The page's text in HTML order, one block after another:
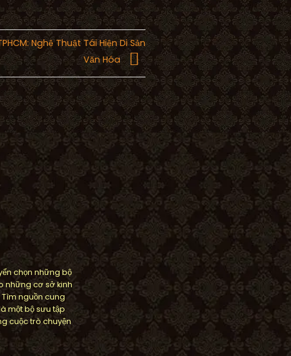
Nghệ Thuật Tái Hiện Di Sản
Văn Hóa
chọn những bộ
những cơ sở kinh
nguồn cung
một bộ sưu tập
cuộc trò chuyện